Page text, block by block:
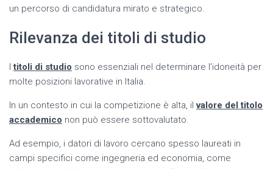
un percorso di candidatura mirato e strategico.
Rilevanza dei titoli di studio
Ititoli di studio sono essenziali nel determinare l’idoneità per
molte posizioni lavorative in Italia.
In un contesto in cui la competizione è alta, ilvalore del titolo
accademico non può essere sottovalutato.
Ad esempio, i datori di lavoro cercano spesso laureati in
campi specifici come ingegneria ed economia, come